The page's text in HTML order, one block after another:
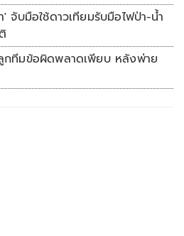
ได้ใช้ AI ระดับโปร ลดเหลื่อมล้ำ
ยี เซฟงบไปกว่า900ล้าน เชื่อหาก
นขาดทุนย่อยยับ
' จับมือใช้ดาวเทียมรับมือไฟป่า-น้ำ
กทีมข้อผิดพลาดเพียบ หลังพ่าย